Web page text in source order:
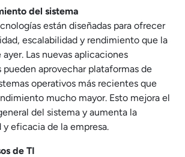
del sistema
están diseñadas para ofrecer
escalabilidad y rendimiento que la
Las nuevas aplicaciones
pueden aprovechar plataformas de
operativos más recientes que
mucho mayor. Esto mejora el
del sistema y aumenta la
eficacia de la empresa.
de TI